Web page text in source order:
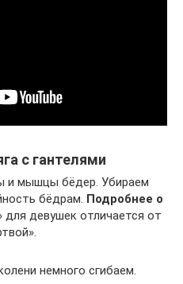
с гантелями
и мышцы бёдер. Убираем
бёдрам. Подробнее о
для девушек отличается от
немного сгибаем.